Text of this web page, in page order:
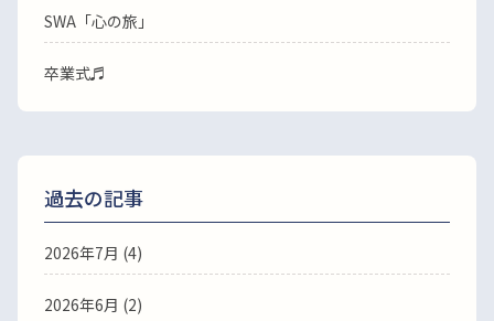
SWA「心の旅」
卒業式♬
過去の記事
2026年7月 (4)
2026年6月 (2)